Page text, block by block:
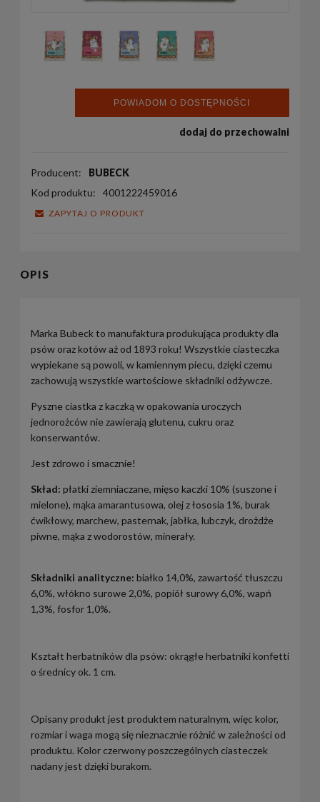
POWIADOM O DOSTĘPNOŚCI
dodaj do przechowalni
Producent:
BUBECK
Kod produktu:
4001222459016
ZAPYTAJ O PRODUKT
OPIS
Marka Bubeck to manufaktura produkująca produkty dla
psów oraz kotów aż od 1893 roku! Wszystkie ciasteczka
wypiekane są powoli, w kamiennym piecu, dzięki czemu
zachowują wszystkie wartościowe składniki odżywcze.
Pyszne ciastka z kaczką w opakowania uroczych
jednorożców nie zawierają glutenu, cukru oraz
konserwantów.
Jest zdrowo i smacznie!
Skład: płatki ziemniaczane, mięso kaczki 10% (suszone i
mielone), mąka amarantusowa, olej z łososia 1%, burak
ćwikłowy, marchew, pasternak, jabłka, lubczyk, drożdże
piwne, mąka z wodorostów, minerały.
Składniki analityczne: białko 14,0%, zawartość tłuszczu
6,0%, włókno surowe 2,0%, popiół surowy 6,0%, wapń
1,3%, fosfor 1,0%.
Kształt herbatników dla psów: okrągłe herbatniki konfetti
o średnicy ok. 1 cm.
Opisany produkt jest produktem naturalnym, więc kolor,
rozmiar i waga mogą się nieznacznie różnić w zależności od
produktu. Kolor czerwony poszczególnych ciasteczek
nadany jest dzięki burakom.